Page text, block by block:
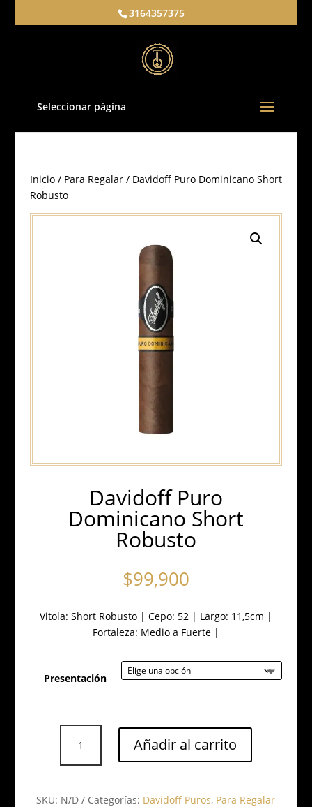
3164357375
Seleccionar página
Inicio/ Para Regalar/ Davidoff Puro Dominicano Short
Robusto
Davidoff Puro
Dominicano Short
Robusto
$99,900
Vitola: Short Robusto | Cepo: 52 | Largo: 11,5cm |
Fortaleza: Medio a Fuerte |
Presentación
Puro
Dominicano
Robusto
Añadir al carrito
SKU: N/D Categorías: Davidoff Puros, Para Regalar